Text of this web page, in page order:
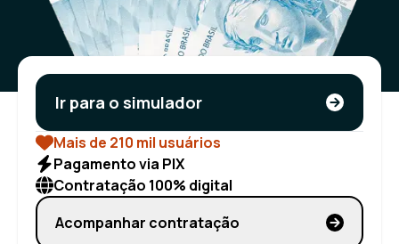
Ir para o simulador
Mais de 210 mil usuários
Pagamento via PIX
Contratação 100% digital
Acompanhar contratação